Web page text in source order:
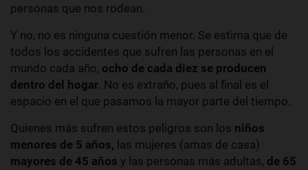
personas que nos rodean.
Y no, no es ninguna cuestión menor. Se estima que de
todos los accidentes que sufren las personas en el
mundo cada año, ocho de cada diez se producen
dentro del hogar. No es extraño, pues al final es el
espacio en el que pasamos la mayor parte del tiempo.
Quienes más sufren estos peligros son los niños
menores de 5 años, las mujeres (amas de casa)
mayores de 45 años y las personas más adultas, de 65